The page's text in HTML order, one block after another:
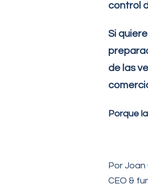
control
Si
de las
Porque
Por Joan
CEO &